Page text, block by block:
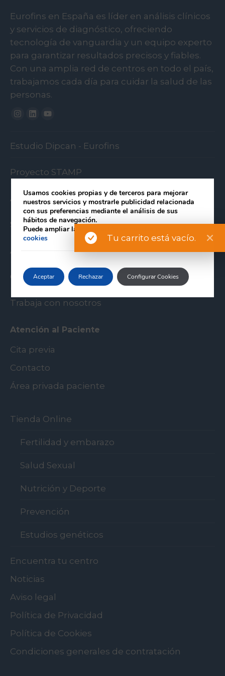
Tu carrito está vacío.
Eurofins en España es líder en análisis clínicos
y servicios de diagnóstico, ofreciendo
tecnología de vanguardia y un equipo experto
para garantizar resultados precisos y fiables.
Con una amplia red de centros en todo el país,
trabajamos cada día para cuidar la salud de las
personas.
Instagram
Linkedin
Youtube
Estudio Dipcan - Eurofins
Proyecto STAMP
Área profesional
Sobre Eurofins
Agrogenómica
Calidad
Trabaja con nosotros
Atención al Paciente
Cita previa
Contacto
Área privada paciente
Tienda Online
Fertilidad y embarazo
Salud Sexual
Nutrición y Deporte
Prevención
Estudios genéticos
Encuentra tu centro
Noticias
Aviso legal
Política de Privacidad
Política de Cookies
Condiciones generales de contratación
Usamos cookies propias y de terceros para mejorar
nuestros servicios y mostrarle publicidad relacionada
con sus preferencias mediante el análisis de sus
hábitos de navegación.
Puede ampliar la información en nuestra
cookies
Aceptar Rechazar Configurar Cookies